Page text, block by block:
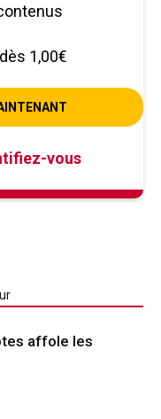
1,00€
vous
affole les